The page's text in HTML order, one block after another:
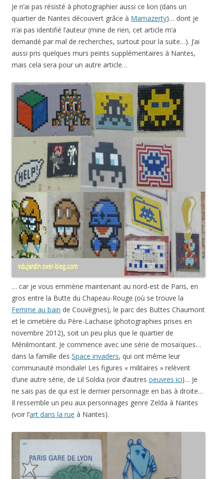
Je n’ai pas résisté à photographier aussi ce lion (dans un
quartier de Nantes découvert grâce à Mamazerty)… dont je
n’ai pas identifié l’auteur (mine de rien, cet article m’a
demandé par mal de recherches, surtout pour la suite…). J’ai
aussi pris quelques murs peints supplémentaires à Nantes,
mais cela sera pour un autre article…
… car je vous emmène maintenant au nord-est de Paris, en
gros entre la Butte du Chapeau-Rouge (où se trouve la
Femme au bain de Couvègnes), le parc des Buttes Chaumont
et le cimetière du Père-Lachaise (photographies prises en
novembre 2012), soit un peu plus que le quartier de
Ménilmontant. Je commence avec une série de mosaïques…
dans la famille des Space invaders, qui ont même leur
communauté mondiale! Les figures « militaires » relèvent
d’une autre série, de Lil Soldia (voir d’autres oeuvres ici)… Je
ne sais pas de qui est le dernier personnage en bas à droite…
Il ressemble un peu aux personnages genre Zelda à Nantes
(voir l’art dans la rue à Nantes).